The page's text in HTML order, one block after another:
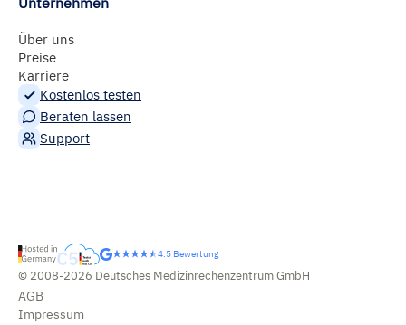
Über uns
Preise
Karriere
Kostenlos testen
Beraten lassen
Support
4.5 Bewertung
© 2008-2026 Deutsches Medizinrechenzentrum GmbH
AGB
Impressum